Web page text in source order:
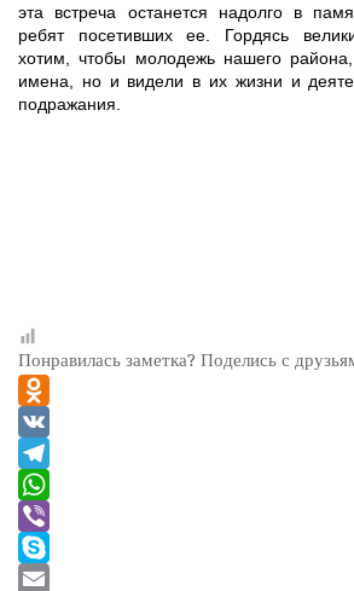
эта встреча останется надолго в
ребят посетивших ее. Гордясь
хотим, чтобы молодежь нашего
имена, но и видели в их жизни и
подражания.
Понравилась заметка? Поделись с
Odnoklassniki
VK
Telegram
WhatsApp
Viber
Skype